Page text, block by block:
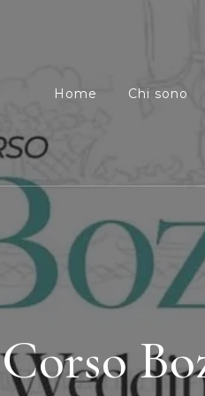
Home Chi sono
Corso